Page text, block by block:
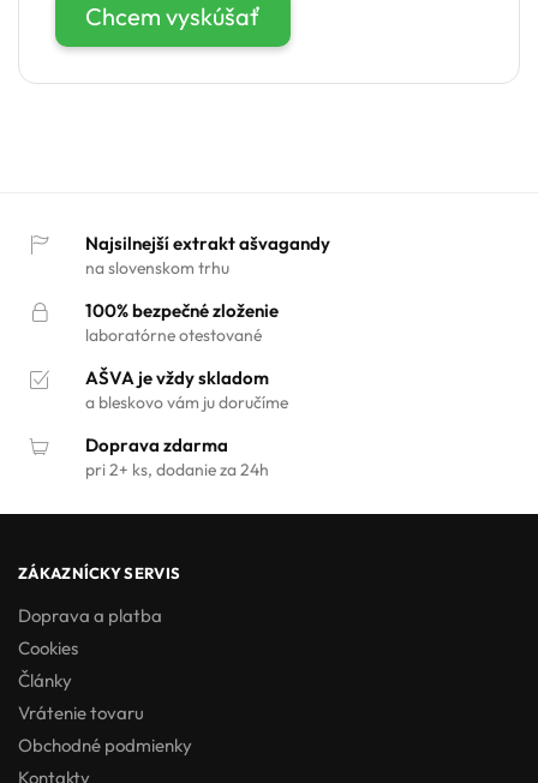
Chcem vyskúšať
Najsilnejší extrakt ašvagandy
na slovenskom trhu
100% bezpečné zloženie
laboratórne otestované
AŠVA je vždy skladom
a bleskovo vám ju doručíme
Doprava zdarma
pri 2+ ks, dodanie za 24h
ZÁKAZNÍCKY SERVIS
Doprava a platba
Cookies
Články
Vrátenie tovaru
Obchodné podmienky
Kontakty